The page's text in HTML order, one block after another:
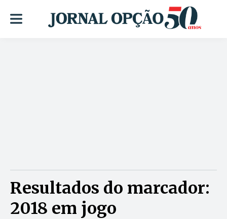
Resultados do marcador:
2018 em jogo